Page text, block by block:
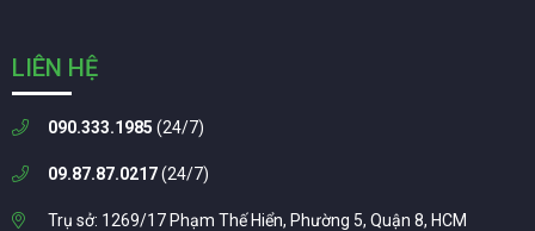
LIÊN HỆ
090.333.1985 (24/7)
09.87.87.0217(24/7)
Trụ sở: 1269/17 Phạm Thế Hiển, Phường 5, Quận 8, HCM